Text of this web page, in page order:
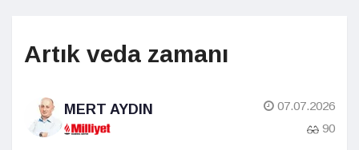
Artık veda zamanı
MERT AYDIN
07.07.2026
90